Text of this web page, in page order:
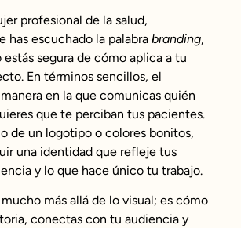
profesional de la salud,
has escuchado la palabra branding,
estás segura de cómo aplica a tu
En términos sencillos, el
en la que comunicas quién
que te perciban tus pacientes.
de un logotipo o colores bonitos,
una identidad que refleje tus
y lo que hace único tu trabajo.
más allá de lo visual; es cómo
conectas con tu audiencia y